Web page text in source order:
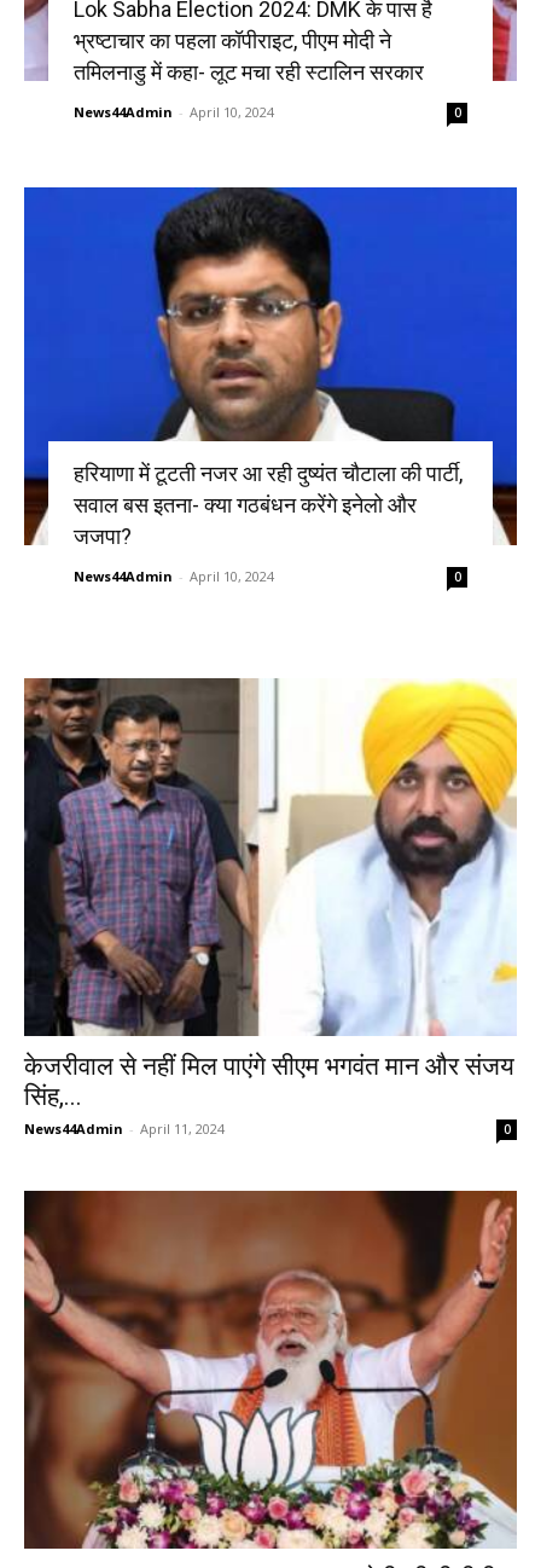
Lok Sabha Election 2024: DMK के पास है
भ्रष्टाचार का पहला कॉपीराइट, पीएम मोदी ने
तमिलनाडु में कहा- लूट मचा रही स्टालिन सरकार
News44Admin - April 10, 2024 0
हरियाणा में टूटती नजर आ रही दुष्यंत चौटाला की पार्टी,
सवाल बस इतना- क्या गठबंधन करेंगे इनेलो और
जजपा?
News44Admin - April 10, 2024 0
केजरीवाल से नहीं मिल पाएंगे सीएम भगवंत मान और संजय
सिंह,...
News44Admin - April 11, 2024 0